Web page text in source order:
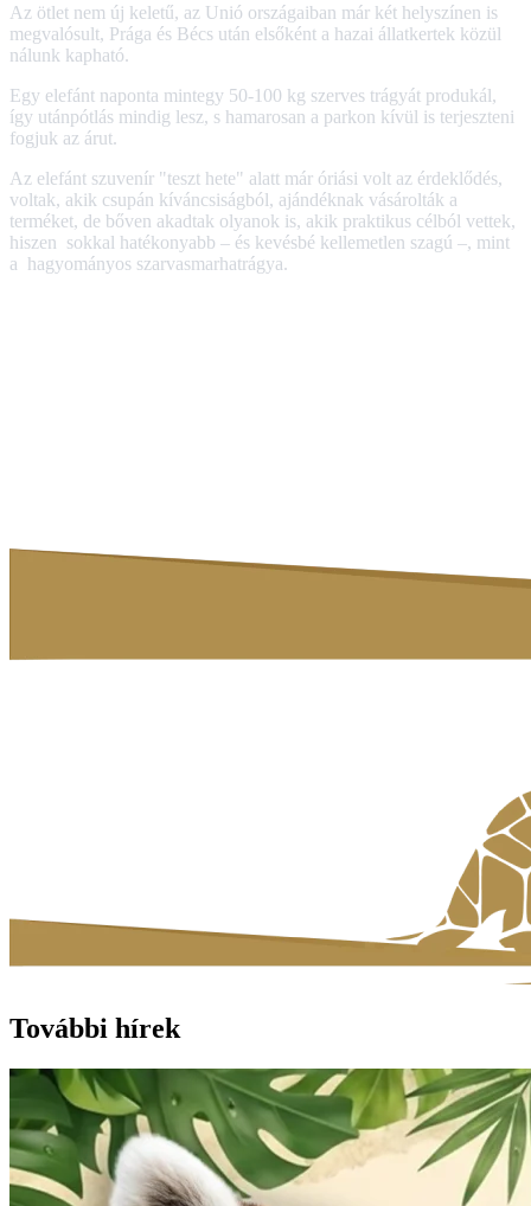
Az ötlet nem új keletű, az Unió országaiban már két helyszínen is
megvalósult, Prága és Bécs után elsőként a hazai állatkertek közül
nálunk kapható.
Egy elefánt naponta mintegy 50-100 kg szerves trágyát produkál,
így utánpótlás mindig lesz, s hamarosan a parkon kívül is terjeszteni
fogjuk az árut.
Az elefánt szuvenír "teszt hete" alatt már óriási volt az érdeklődés,
voltak, akik csupán kíváncsiságból, ajándéknak vásárolták a
terméket, de bőven akadtak olyanok is, akik praktikus célból vettek,
hiszen sokkal hatékonyabb – és kevésbé kellemetlen szagú –, mint
a hagyományos szarvasmarhatrágya.
További hírek